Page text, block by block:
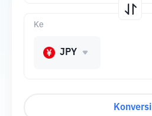
Ke
JPY
Konversi